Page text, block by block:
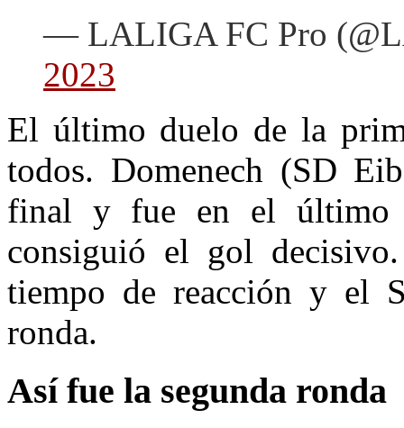
— LALIGA FC Pro
2023
El último duelo de la
todos. Domenech (SD
final y fue en el último
consiguió el gol
tiempo de reacción y el
ronda.
Así fue la segunda ronda